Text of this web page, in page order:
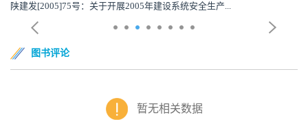
陕建发[2005]75号：关于开展2005年建设系统安全生产...
图书评论
暂无相关数据